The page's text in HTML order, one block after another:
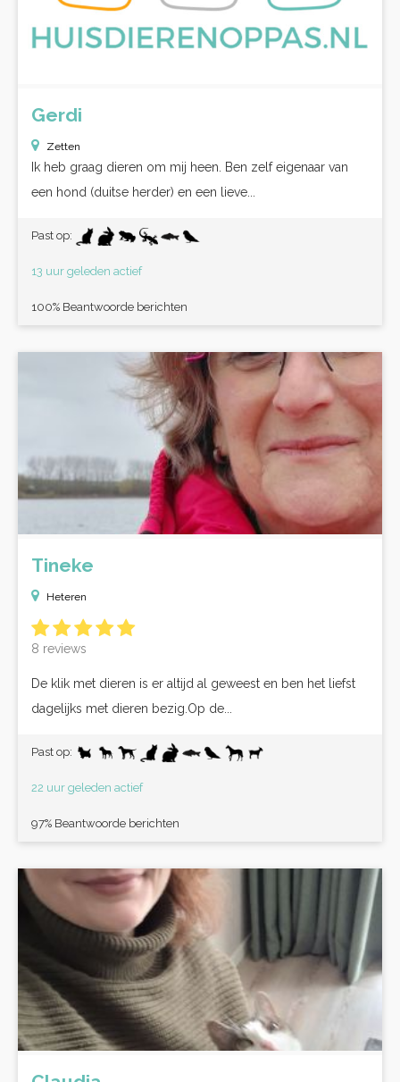
Gerdi
Zetten
Ik heb graag dieren om mij heen. Ben zelf eigenaar van
een hond (duitse herder) en een lieve...
Past op:
13 uur geleden actief
100% Beantwoorde berichten
Tineke
Heteren
8 reviews
De klik met dieren is er altijd al geweest en ben het liefst
dagelijks met dieren bezig.Op de...
Past op:
22 uur geleden actief
97% Beantwoorde berichten